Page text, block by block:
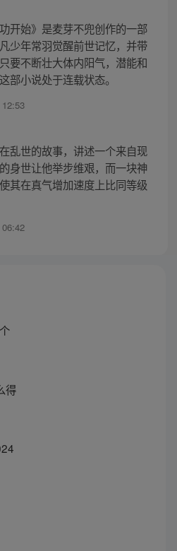
开始》是麦芽不兜创作的一部
少年常羽觉醒前世记忆，并带
要不断壮大体内阳气，潜能和
部小说处于连载状态。
乱世的故事，讲述一个来自现
身世让他举步维艰，而一块神
其在真气增加速度上比同等级
得